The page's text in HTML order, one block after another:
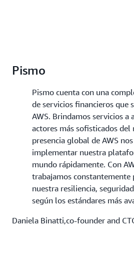
Pismo
Pismo cuenta con una
de servicios financieros que
AWS. Brindamos servicios a
actores más sofisticados del
presencia global de AWS
implementar nuestra
mundo rápidamente. Con
trabajamos constantemente
nuestra resiliencia,
según los estándares más
Daniela Binatti,co-founder and